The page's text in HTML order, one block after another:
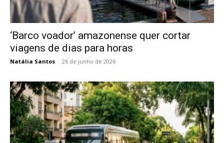
‘Barco voador’ amazonense quer cortar
viagens de dias para horas
Natália Santos - 26 de junho de 2026